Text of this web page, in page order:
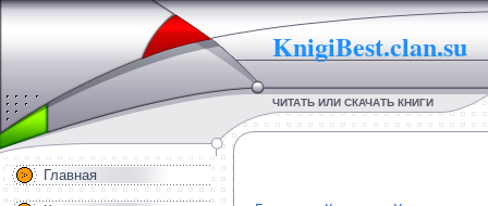
KnigiBest.clan.su
ЧИТАТЬ ИЛИ СКАЧАТЬ КНИГИ
Главная